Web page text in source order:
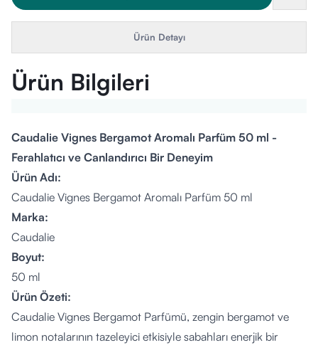
Ürün Detayı
Ürün Bilgileri
Caudalie Vignes Bergamot Aromalı Parfüm 50 ml -
Ferahlatıcı ve Canlandırıcı Bir Deneyim
Ürün Adı:
Caudalie Vignes Bergamot Aromalı Parfüm 50 ml
Marka:
Caudalie
Boyut:
50 ml
Ürün Özeti:
Caudalie Vignes Bergamot Parfümü, zengin bergamot ve
limon notalarının tazeleyici etkisiyle sabahları enerjik bir